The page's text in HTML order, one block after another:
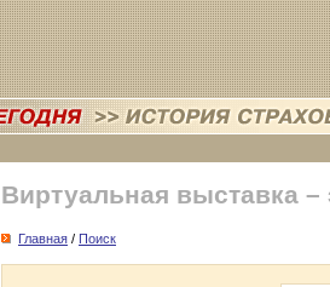
Виртуальная выставка –
Главная / Поиск